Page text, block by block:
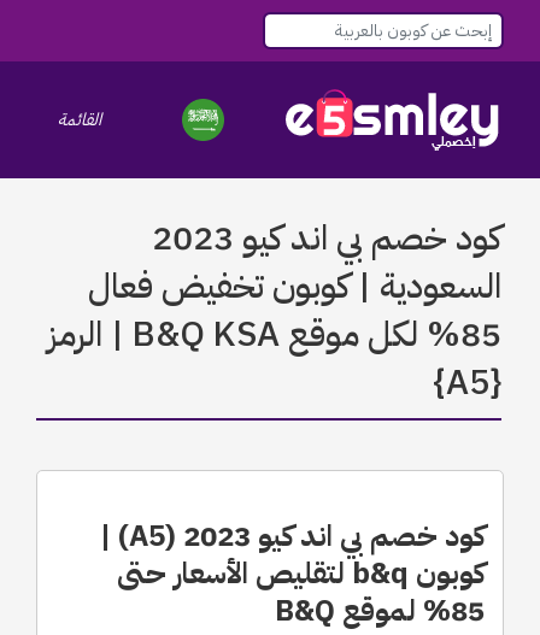
navigation
القائمة
كود خصم بي اند كيو 2023
السعودية | كوبون تخفيض فعال
85% لكل موقع B&Q KSA | الرمز
{A5}
كود خصم بي اند كيو 2023 (A5) |
كوبون b&q لتقليص الأسعار حتى
85% لموقع B&Q